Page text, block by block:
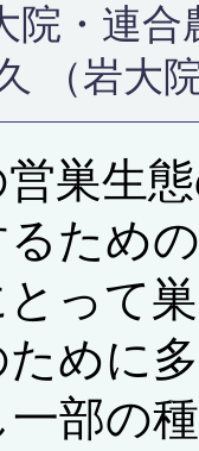
院・連
（岩大
巣生
ため
って
めに
一部の